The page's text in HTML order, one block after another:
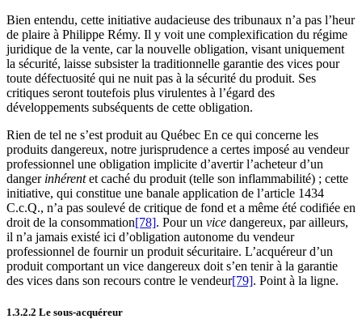
Bien entendu, cette initiative audacieuse des tribunaux n’a pas l’heur
de plaire à Philippe Rémy. Il y voit une complexification du régime
juridique de la vente, car la nouvelle obligation, visant uniquement
la sécurité, laisse subsister la traditionnelle garantie des vices pour
toute défectuosité qui ne nuit pas à la sécurité du produit. Ses
critiques seront toutefois plus virulentes à l’égard des
développements subséquents de cette obligation.
Rien de tel ne s’est produit au Québec En ce qui concerne les
produits dangereux, notre jurisprudence a certes imposé au vendeur
professionnel une obligation implicite d’avertir l’acheteur d’un
danger inhérentet caché du produit (telle son inflammabilité) ; cette
initiative, qui constitue une banale application de l’article 1434
C.c.Q., n’a pas soulevé de critique de fond et a même été codifiée en
droit de la consommation[78]. Pour un vice dangereux, par ailleurs,
il n’a jamais existé ici d’obligation autonome du vendeur
professionnel de fournir un produit sécuritaire. L’acquéreur d’un
produit comportant un vice dangereux doit s’en tenir à la garantie
des vices dans son recours contre le vendeur[79]. Point à la ligne.
1.3.2.2 Le sous-acquéreur